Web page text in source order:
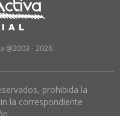
@2003 - 2026
prohibida la
la correspondiente